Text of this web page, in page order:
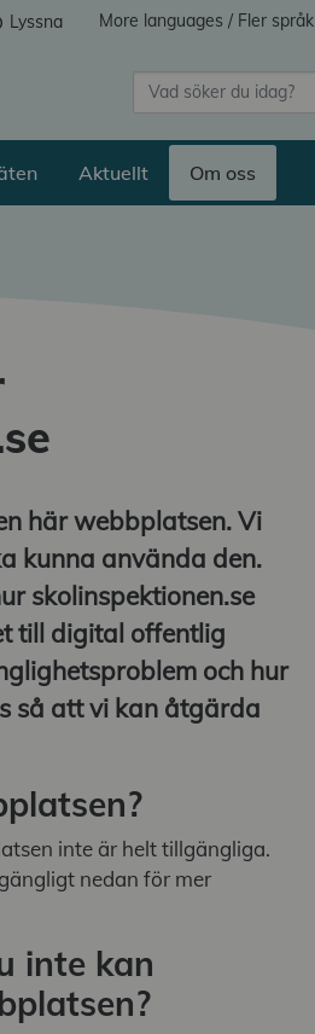
Lyssna More languages / Fler språk
Aktuellt Om oss
här webbplatsen. Vi
kunna använda den.
skolinspektionen.se
till digital offentlig
och hur
så att vi kan åtgärda
inte är helt tillgängliga.
nedan för mer
inte kan